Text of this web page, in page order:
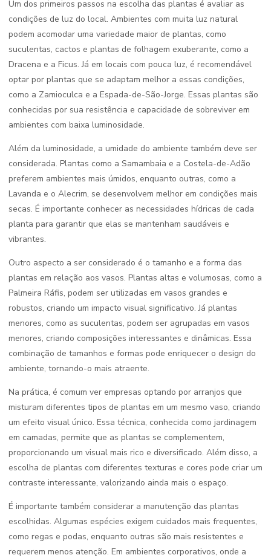
Um dos primeiros passos na escolha das plantas é avaliar as
condições de luz do local. Ambientes com muita luz natural
podem acomodar uma variedade maior de plantas, como
suculentas, cactos e plantas de folhagem exuberante, como a
Dracena e a Ficus. Já em locais com pouca luz, é recomendável
optar por plantas que se adaptam melhor a essas condições,
como a Zamioculca e a Espada-de-São-Jorge. Essas plantas são
conhecidas por sua resistência e capacidade de sobreviver em
ambientes com baixa luminosidade.
Além da luminosidade, a umidade do ambiente também deve ser
considerada. Plantas como a Samambaia e a Costela-de-Adão
preferem ambientes mais úmidos, enquanto outras, como a
Lavanda e o Alecrim, se desenvolvem melhor em condições mais
secas. É importante conhecer as necessidades hídricas de cada
planta para garantir que elas se mantenham saudáveis e
vibrantes.
Outro aspecto a ser considerado é o tamanho e a forma das
plantas em relação aos vasos. Plantas altas e volumosas, como a
Palmeira Ráfis, podem ser utilizadas em vasos grandes e
robustos, criando um impacto visual significativo. Já plantas
menores, como as suculentas, podem ser agrupadas em vasos
menores, criando composições interessantes e dinâmicas. Essa
combinação de tamanhos e formas pode enriquecer o design do
ambiente, tornando-o mais atraente.
Na prática, é comum ver empresas optando por arranjos que
misturam diferentes tipos de plantas em um mesmo vaso, criando
um efeito visual único. Essa técnica, conhecida como jardinagem
em camadas, permite que as plantas se complementem,
proporcionando um visual mais rico e diversificado. Além disso, a
escolha de plantas com diferentes texturas e cores pode criar um
contraste interessante, valorizando ainda mais o espaço.
É importante também considerar a manutenção das plantas
escolhidas. Algumas espécies exigem cuidados mais frequentes,
como regas e podas, enquanto outras são mais resistentes e
requerem menos atenção. Em ambientes corporativos, onde a